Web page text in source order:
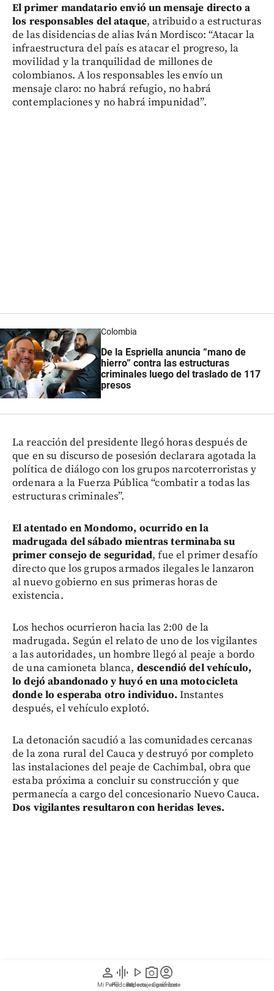
person
Mi Perfil
graphic_eq
Pódcast
play_arrow
Videos
photo_camera
Reportajes gráficos
account_circle
Suscríbete
El primer mandatario envió un mensaje directo a
los responsables del ataque, atribuido a estructuras
de las disidencias de alias Iván Mordisco: “Atacar la
infraestructura del país es atacar el progreso, la
movilidad y la tranquilidad de millones de
colombianos. A los responsables les envío un
mensaje claro: no habrá refugio, no habrá
contemplaciones y no habrá impunidad”.
Colombia
De la Espriella anuncia “mano de
hierro” contra las estructuras
criminales luego del traslado de 117
presos
La reacción del presidente llegó horas después de
que en su discurso de posesión declarara agotada la
política de diálogo con los grupos narcoterroristas y
ordenara a la Fuerza Pública “combatir a todas las
estructuras criminales”.
El atentado en Mondomo, ocurrido en la
madrugada del sábado mientras terminaba su
primer consejo de seguridad, fue el primer desafío
directo que los grupos armados ilegales le lanzaron
al nuevo gobierno en sus primeras horas de
existencia.
Los hechos ocurrieron hacia las 2:00 de la
madrugada. Según el relato de uno de los vigilantes
a las autoridades, un hombre llegó al peaje a bordo
de una camioneta blanca, descendió del vehículo,
lo dejó abandonado y huyó en una motocicleta
donde lo esperaba otro individuo. Instantes
después, el vehículo explotó.
La detonación sacudió a las comunidades cercanas
de la zona rural del Cauca y destruyó por completo
las instalaciones del peaje de Cachimbal, obra que
estaba próxima a concluir su construcción y que
permanecía a cargo del concesionario Nuevo Cauca.
Dos vigilantes resultaron con heridas leves.